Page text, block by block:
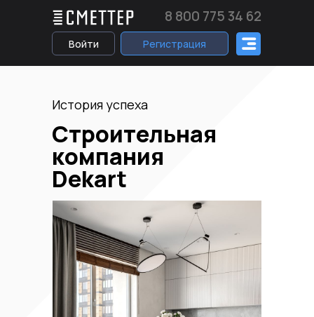
Регистрация
Войти
8 800 775 34 62
Строительная
компания
Dekart
История успеха